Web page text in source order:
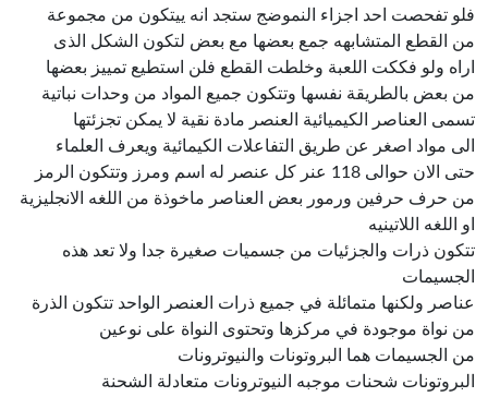
فلو تفحصت احد اجزاء النموضج ستجد انه ييتكون من مجموعة
من القطع المتشابهه جمع بعضها مع بعض لتكون الشكل الذى
اراه ولو فككت اللعبة وخلطت القطع فلن استطيع تمييز بعضها
من بعض بالطريقة نفسها وتتكون جميع المواد من وحدات نباتية
تسمى العناصر الكيميائية العنصر مادة نقية لا يمكن تجزئتها
الى مواد اصغر عن طريق التفاعلات الكيمائية ويعرف العلماء
حتى الان حوالى 118 عنر كل عنصر له اسم ومرز وتتكون الرمز
من حرف حرفين ورمور بعض العناصر ماخوذة من اللغه الانجليزية
او اللغه اللاتينيه
تتكون ذرات والجزئيات من جسميات صغيرة جدا ولا تعد هذه
الجسيمات
عناصر ولكنها متمائلة في جميع ذرات العنصر الواحد تتكون الذرة
من نواة موجودة في مركزها وتحتوى النواة على نوعين
من الجسيمات هما البروتونات والنيوترونات
البروتونات شحنات موجبه النيوترونات متعادلة الشحنة